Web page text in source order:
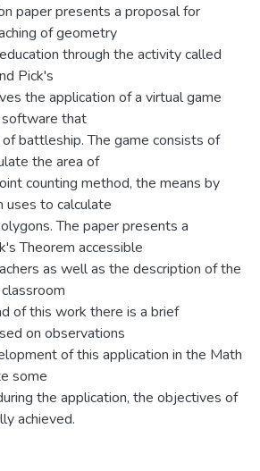
paper presents a proposal for
of geometry
through the activity called
Pick's
the application of a virtual game
software that
battleship. The game consists of
the area of
counting method, the means by
uses to calculate
The paper presents a
Theorem accessible
as well as the description of the
of this work there is a brief
on observations
of this application in the Math
some
the application, the objectives of
achieved.